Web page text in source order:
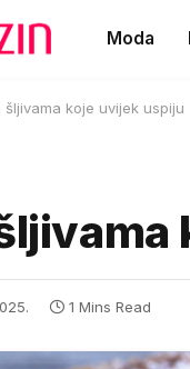
Moda
šljivama koje uvijek uspiju
1 Mins Read